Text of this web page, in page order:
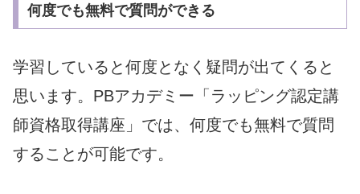
何度でも無料で質問ができる
学習していると何度となく疑問が出てくると
思います。 PBアカデミー「ラッピング認定講
師資格取得講座」では、 何度でも無料で質問
することが可能です。